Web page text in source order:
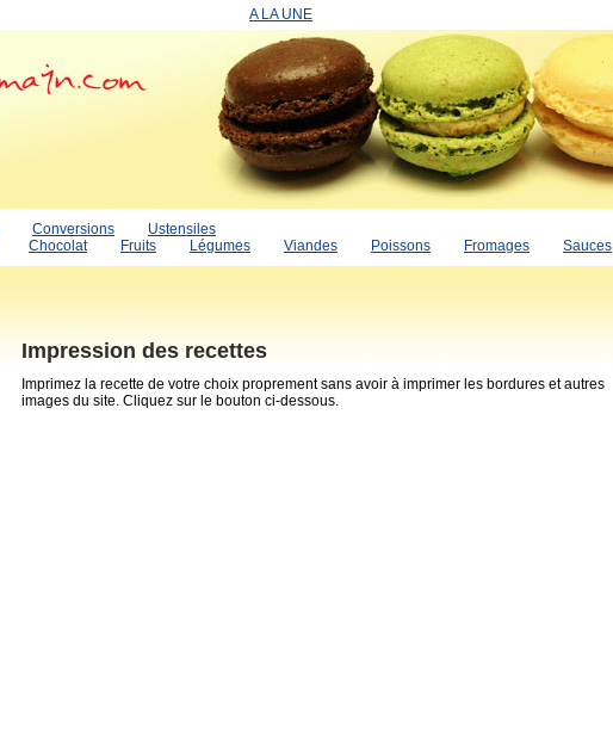
A LA UNE
Conversions
Ustensiles
Chocolat Fruits Légumes Viandes Poissons Fromages Sauces
Impression des recettes
Imprimez la recette de votre choix proprement sans avoir à imprimer les bordures et autres
images du site. Cliquez sur le bouton ci-dessous.